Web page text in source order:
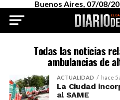
Buenos Aires, 07/08/
Todas las noticias
ambulancias de
ACTUALIDAD hace 5
La Ciudad
al SAME